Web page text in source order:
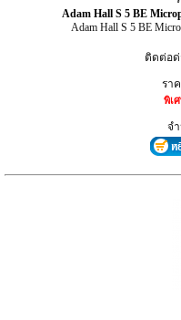
Adam Hall S 5 BE
Adam Hall S 5 BE
ติดต่อด่
รา
พิเ
จ